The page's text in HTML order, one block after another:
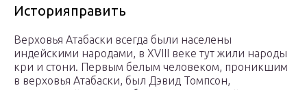
Историяправить
Верховья Атабаски всегда были населены
индейскими народами, в XVIII веке тут жили народы
кри и стони. Первым белым человеком, проникшим
в верховья Атабаски, был Дэвид Томпсон,